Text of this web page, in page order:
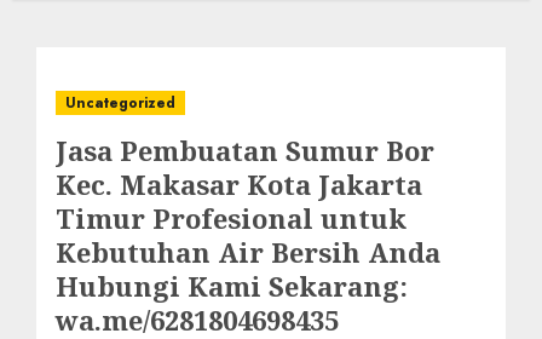
Uncategorized
Jasa Pembuatan Sumur Bor
Kec. Makasar Kota Jakarta
Timur Profesional untuk
Kebutuhan Air Bersih Anda
Hubungi Kami Sekarang:
wa.me/6281804698435